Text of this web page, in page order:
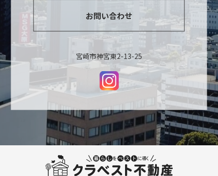
お問い合わせ
宮崎市神宮東2-13-25